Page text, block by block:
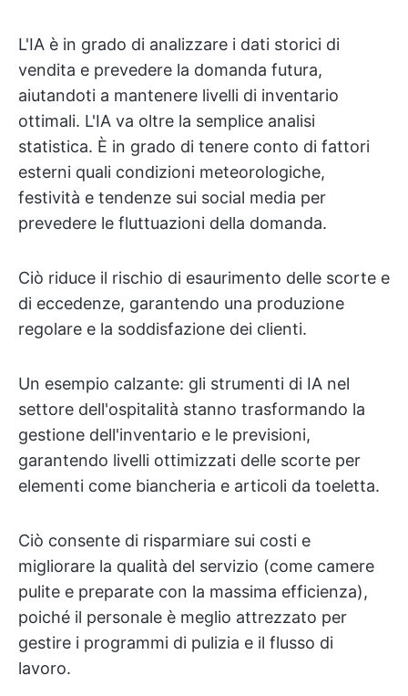
L'IA è in grado di analizzare i dati storici di
vendita e prevedere la domanda futura,
aiutandoti a mantenere livelli di inventario
ottimali. L'IA va oltre la semplice analisi
statistica. È in grado di tenere conto di fattori
esterni quali condizioni meteorologiche,
festività e tendenze sui social media per
prevedere le fluttuazioni della domanda.
Ciò riduce il rischio di esaurimento delle scorte e
di eccedenze, garantendo una produzione
regolare e la soddisfazione dei clienti.
Un esempio calzante: gli strumenti di IA nel
settore dell'ospitalità stanno trasformando la
gestione dell'inventario e le previsioni,
garantendo livelli ottimizzati delle scorte per
elementi come biancheria e articoli da toeletta.
Ciò consente di risparmiare sui costi e
migliorare la qualità del servizio (come camere
pulite e preparate con la massima efficienza),
poiché il personale è meglio attrezzato per
gestire i programmi di pulizia e il flusso di
lavoro.